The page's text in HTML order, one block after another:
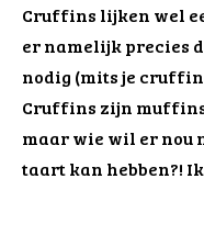
Cruffins lijken wel
er namelijk precies
nodig (mits je
Cruffins zijn
maar wie wil er nou
taart kan hebben?!